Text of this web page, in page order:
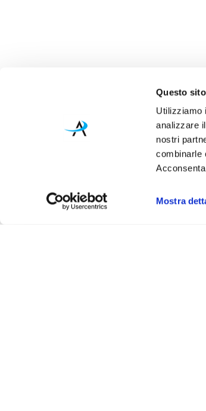
Questo
Utilizziamo
analizzare
nostri
combinarle
Mostra